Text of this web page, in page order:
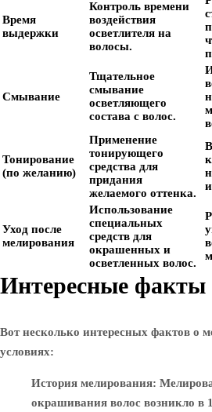
Время
выдержки
Контроль времени
воздействия
осветлителя на
волосы.
Смывание
Тщательное
смывание
осветляющего
состава с волос.
Тонирование
(по желанию)
Применение
тонирующего
средства для
придания
желаемого оттенка.
Уход после
мелирования
Использование
специальных
средств для
окрашенных и
осветленных волос.
Интересные факты
Вот несколько интересных фактов о
условиях:
История мелирования:
окрашивания волос возникло в